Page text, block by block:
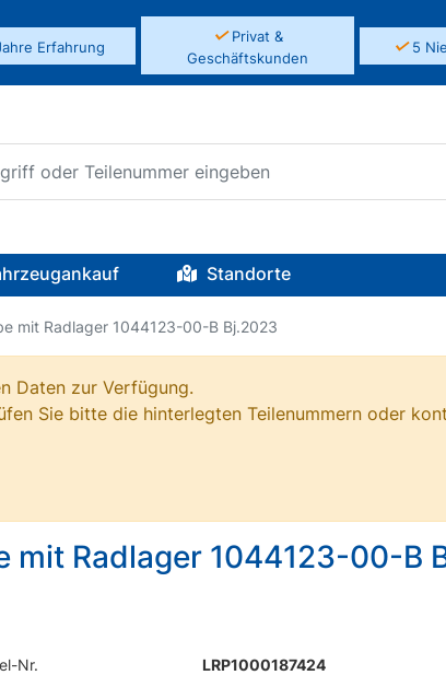
Erfahrung
✓Privat &
Geschäftskunden
✓5
Standorte
mit Radlager 1044123-00-B Bj.2023
Daten zur Verfügung.
Sie bitte die hinterlegten Teilenummern oder
mit Radlager 1044123-00-B
Nr. LRP1000187424